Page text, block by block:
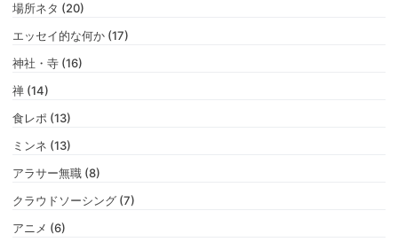
場所ネタ (20)
エッセイ的な何か (17)
神社・寺 (16)
禅 (14)
食レポ (13)
ミンネ (13)
アラサー無職 (8)
クラウドソーシング (7)
アニメ (6)